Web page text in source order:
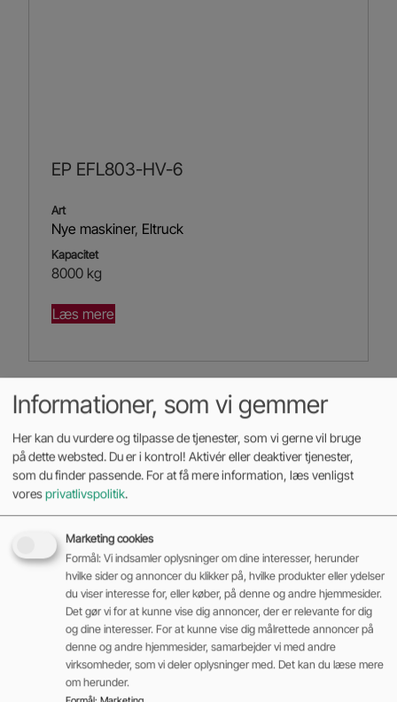
EP EFL803-HV-6
Art
Nye maskiner, Eltruck
Kapacitet
8000 kg
Læs mere
EP EFL703-HVD-6
Informationer, som vi gemmer
Her kan du vurdere og tilpasse de tjenester, som vi gerne vil bruge
på dette websted. Du er i kontrol! Aktivér eller deaktiver tjenester,
som du finder passende. For at få mere information, læs venligst
voresprivatlivspolitik.
Marketing cookies
Formål: Vi indsamler oplysninger om dine interesser, herunder
hvilke sider og annoncer du klikker på, hvilke produkter eller ydelser
du viser interesse for, eller køber, på denne og andre hjemmesider.
Det gør vi for at kunne vise dig annoncer, der er relevante for dig
og dine interesser. For at kunne vise dig målrettede annoncer på
denne og andre hjemmesider, samarbejder vi med andre
virksomheder, som vi deler oplysninger med. Det kan du læse mere
om herunder.